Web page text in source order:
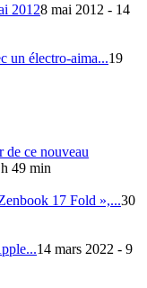
20128 mai 2012 - 14
un électro-aima...19
ce nouveau
49 min
17 Fold »,...30
14 mars 2022 - 9